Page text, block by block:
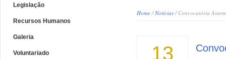
Legislação
Recursos Humanos
Galeria
Voluntariado
Home/Notícias/ Convocatória
13